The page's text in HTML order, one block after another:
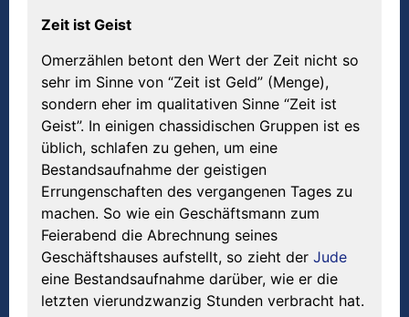
Zeit ist Geist
Omerzählen betont den Wert der Zeit nicht so
sehr im Sinne von “Zeit ist Geld” (Menge),
sondern eher im qualitativen Sinne “Zeit ist
Geist”. In einigen chassidischen Gruppen ist es
üblich, schlafen zu gehen, um eine
Bestandsaufnahme der geistigen
Errungenschaften des vergangenen Tages zu
machen. So wie ein Geschäftsmann zum
Feierabend die Abrechnung seines
Geschäftshauses aufstellt, so zieht der Jude
eine Bestandsaufnahme darüber, wie er die
letzten vierundzwanzig Stunden verbracht hat.